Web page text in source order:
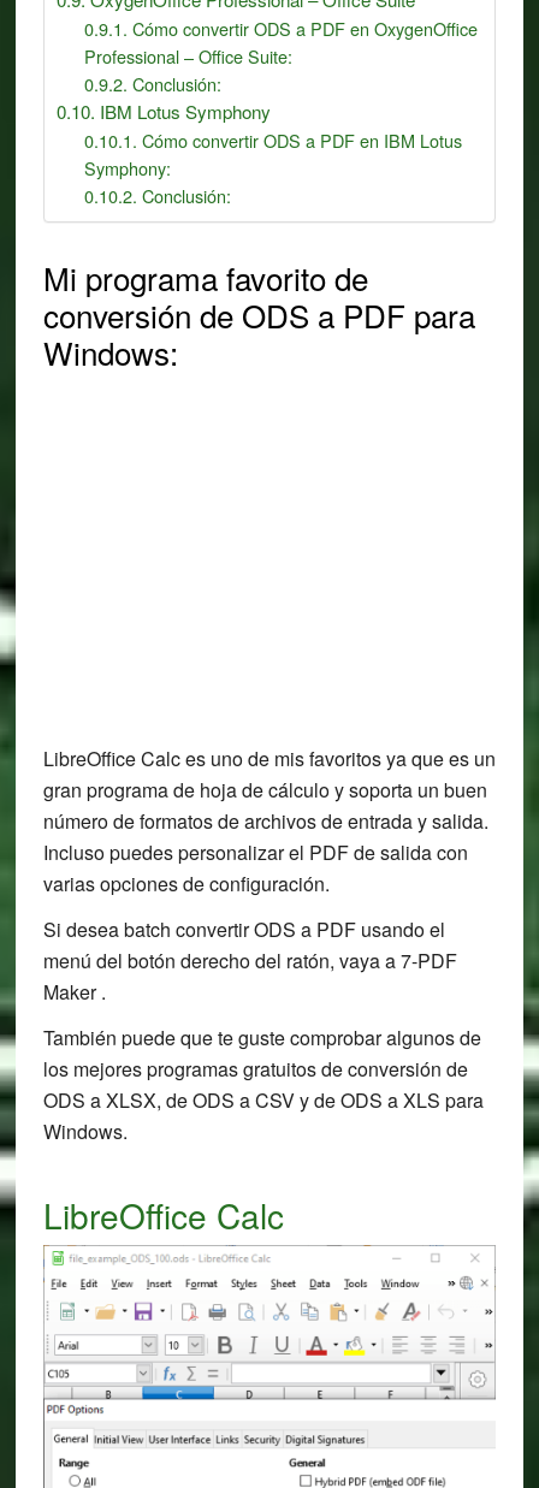
Cómo convertir ODS a PDF en OxygenOffice
Professional – Office Suite:
Conclusión:
IBM Lotus Symphony
Cómo convertir ODS a PDF en IBM Lotus
Symphony:
Conclusión:
Mi programa favorito de
conversión de ODS a PDF para
Windows:
LibreOffice Calc es uno de mis favoritos ya que es un
gran programa de hoja de cálculo y soporta un buen
número de formatos de archivos de entrada y salida.
Incluso puedes personalizar el PDF de salida con
varias opciones de configuración.
Si desea batch convertir ODS a PDF usando el
menú del botón derecho del ratón, vaya a 7-PDF
Maker .
También puede que te guste comprobar algunos de
los mejores programas gratuitos de conversión de
ODS a XLSX, de ODS a CSV y de ODS a XLS para
Windows.
LibreOffice Calc